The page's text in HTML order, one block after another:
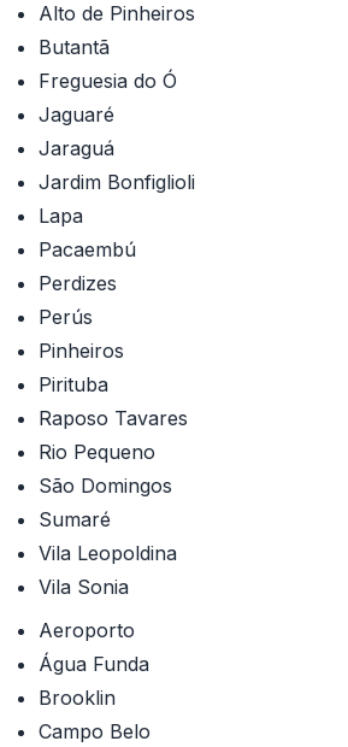
Alto de Pinheiros
Butantã
Freguesia do Ó
Jaguaré
Jaraguá
Jardim Bonfiglioli
Lapa
Pacaembú
Perdizes
Perús
Pinheiros
Pirituba
Raposo Tavares
Rio Pequeno
São Domingos
Sumaré
Vila Leopoldina
Vila Sonia
Aeroporto
Água Funda
Brooklin
Campo Belo